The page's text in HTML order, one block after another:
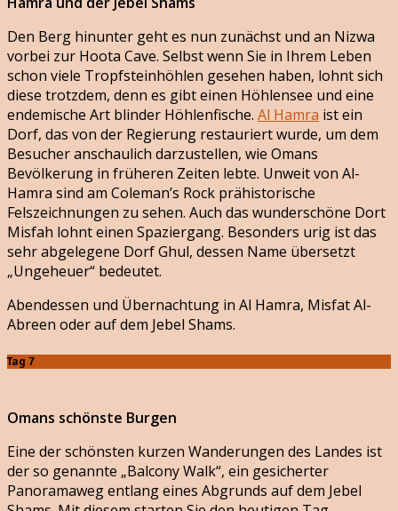
Den Berg hinunter geht es nun zunächst und an Nizwa
vorbei zur Hoota Cave. Selbst wenn Sie in Ihrem Leben
schon viele Tropfsteinhöhlen gesehen haben, lohnt sich
diese trotzdem, denn es gibt einen Höhlensee und eine
endemische Art blinder Höhlenfische. Al Hamra ist ein
Dorf, das von der Regierung restauriert wurde, um dem
Besucher anschaulich darzustellen, wie Omans
Bevölkerung in früheren Zeiten lebte. Unweit von Al-
Hamra sind am Coleman’s Rock prähistorische
Felszeichnungen zu sehen. Auch das wunderschöne Dort
Misfah lohnt einen Spaziergang. Besonders urig ist das
sehr abgelegene Dorf Ghul, dessen Name übersetzt
„Ungeheuer“ bedeutet.
Abendessen und Übernachtung in Al Hamra, Misfat Al-
Abreen oder auf dem Jebel Shams.
Tag 7
Omans schönste Burgen
Eine der schönsten kurzen Wanderungen des Landes ist
der so genannte „Balcony Walk“, ein gesicherter
Panoramaweg entlang eines Abgrunds auf dem Jebel